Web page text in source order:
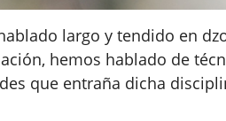
largo y tendido en
hemos hablado de
que entraña dicha